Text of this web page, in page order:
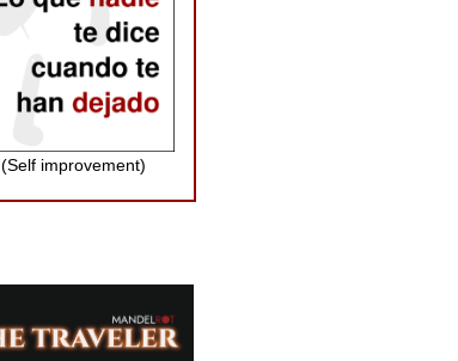
(Self improvement)